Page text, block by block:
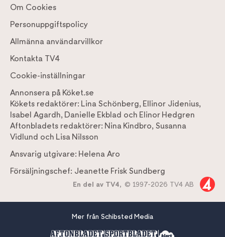
Om Cookies
Personuppgiftspolicy
Allmänna användarvillkor
Kontakta TV4
Cookie-inställningar
Annonsera på Köket.se
Kökets redaktörer: Lina Schönberg, Ellinor Jidenius,
Isabel Agardh, Danielle Ekblad och Elinor Hedgren
Aftonbladets redaktörer: Nina Kindbro, Susanna
Vidlund och Lisa Nilsson
Ansvarig utgivare: Helena Aro
Försäljningschef: Jeanette Frisk Sundberg
En del av TV4, © 1997-2026 TV4 AB
Mer från Schibsted Media